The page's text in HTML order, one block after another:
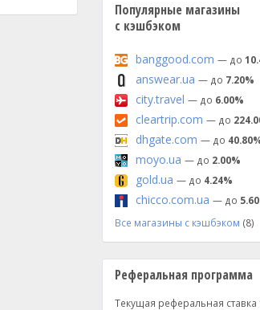
Популярные магазины
с кэшбэком
banggood.com — до
answear.ua — до 7.20%
city.travel — до 6.00%
cleartrip.com — до
dhgate.com — до
moyo.ua — до 2.00%
gold.ua — до 4.24%
chicco.com.ua — до
Все магазины с кэшбэком (8)
Реферальная программа
Текущая реферальная ставка